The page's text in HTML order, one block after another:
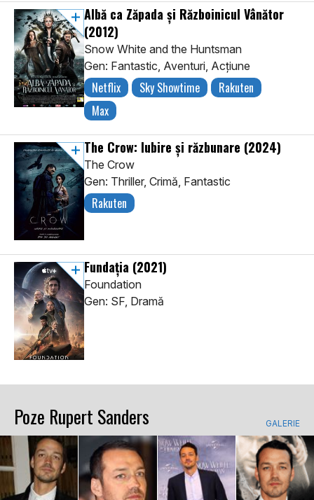
Albă ca Zăpada și Războinicul Vânător
(2012)
Snow White and the Huntsman
Gen: Fantastic, Aventuri, Acţiune
Netflix Sky Showtime
Rakuten
Max
The Crow: Iubire și răzbunare (2024)
The Crow
Gen: Thriller, Crimă, Fantastic
Rakuten
Fundația (2021)
Foundation
Gen: SF, Dramă
Poze Rupert Sanders GALERIE